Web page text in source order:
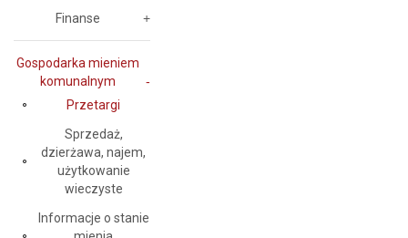
Finanse
Gospodarka mieniem
komunalnym
Przetargi
Sprzedaż,
dzierżawa, najem,
użytkowanie
wieczyste
Informacje o stanie